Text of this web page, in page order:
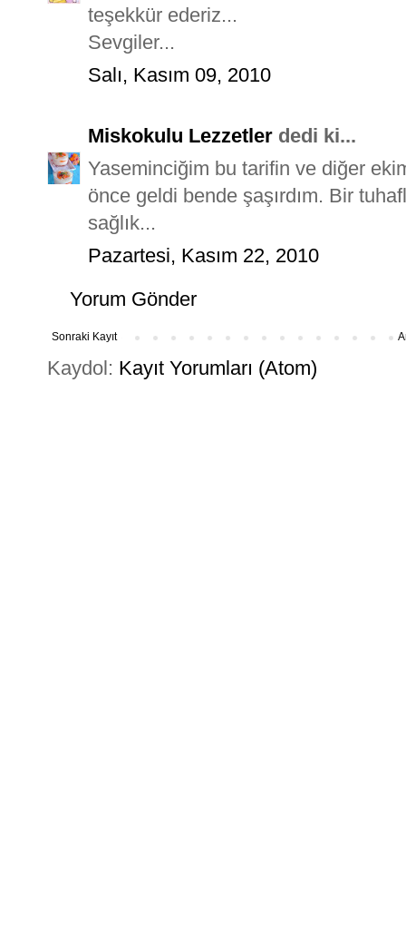
teşekkür ederiz...
Sevgiler...
Salı, Kasım 09, 2010
Miskokulu Lezzetler dedi ki...
Yaseminciğim bu tarifin ve diğer
önce geldi bende şaşırdım. Bir
sağlık...
Pazartesi, Kasım 22, 2010
Yorum Gönder
Sonraki Kayıt
Kaydol: Kayıt Yorumları (Atom)